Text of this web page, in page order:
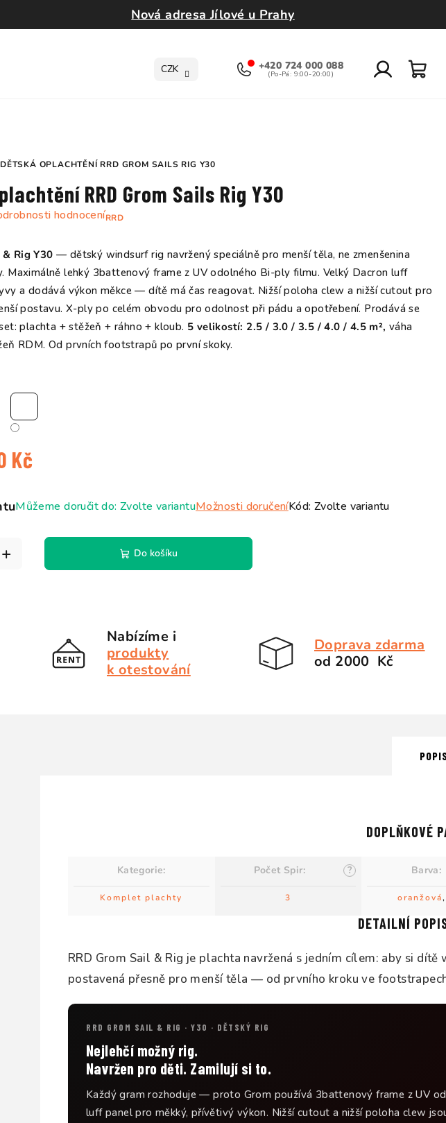
Nová adresa Jílové u Prahy
CZK +420 724 000 088
DĚTSKÁ OPLACHTĚNÍ RRD GROM SAILS RIG Y30
RRD
RRD Grom Sails Rig Y30
hodnocení
Rig Y30 — dětský windsurf rig navržený speciálně pro menší těla, ne zmenšenina
Maximálně lehký 3battenový frame z UV odolného Bi-ply filmu. Velký Dacron luff
a dodává výkon měkce — dítě má čas reagovat. Nižší poloha clew a nižší cutout pro
postavu. X-ply po celém obvodu pro odolnost při pádu a opotřebení. Prodává se
plachta + stěžeň + ráhno + kloub. 5 velikostí: 2.5 / 3.0 / 3.5 / 4.0 / 4.5 m², váha
RDM. Od prvních footstrapů po první skoky.
Kč
Můžeme doručit do: Zvolte variantuMožnosti doručeníKód: Zvolte variantu
+ Do košíku
Nabízíme i
produkty
k otestování
Doprava zdarma
od 2000 Kč
DETAILNÍ
RRD Grom Sail & Rig je plachta navržená s jedním cílem: aby si
postavená přesně pro menší těla — od prvního kroku ve
RRD GROM SAIL & RIG · Y30 · DĚTSKÝ RIG
Nejlehčí možný rig.
Navržen pro děti. Zamilují si to.
Každý gram rozhoduje — proto Grom používá 3battenový frame z UV
luff panel pro měkký, přívětivý výkon. Nižší cutout a nižší poloha clew
DOPLŇKOVÉ
Kategorie:
Komplet plachty
?
Počet Spir:
3
Barva:
oranžová